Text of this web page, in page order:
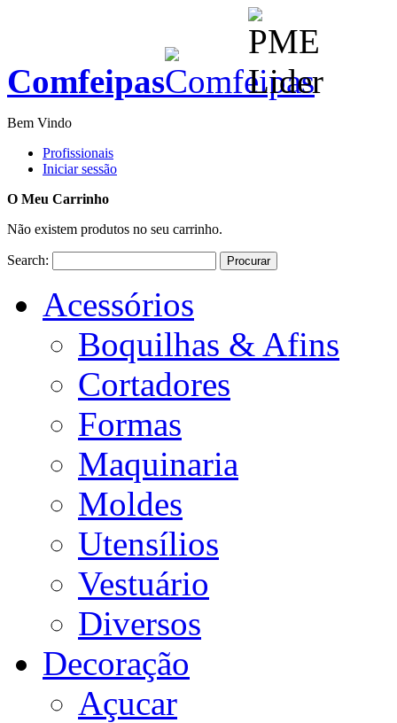
Comfeipas
Bem Vindo
Profissionais
Iniciar sessão
O Meu Carrinho
Não existem produtos no seu carrinho.
Search: Procurar
Acessórios
Boquilhas & Afins
Cortadores
Formas
Maquinaria
Moldes
Utensílios
Vestuário
Diversos
Decoração
Açucar